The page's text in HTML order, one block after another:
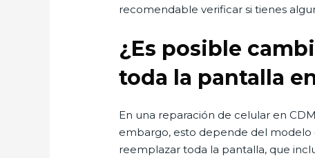
recomendable verificar si tienes
¿Es posible
toda la pantalla
En una reparación de celular en
embargo, esto depende del modelo
reemplazar toda la pantalla, que